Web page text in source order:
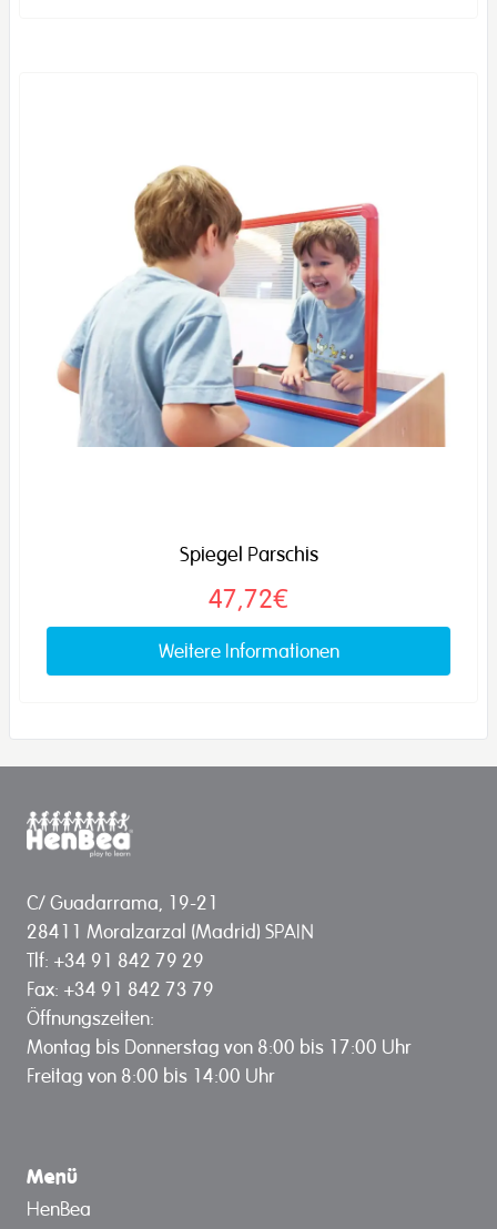
Spiegel Parschis
47,72€
Weitere Informationen
C/ Guadarrama, 19-21
28411 Moralzarzal (Madrid) SPAIN
Tlf: +34 91 842 79 29
Fax: +34 91 842 73 79
Öffnungszeiten:
Montag bis Donnerstag von 8:00 bis 17:00 Uhr
Freitag von 8:00 bis 14:00 Uhr
Menü
HenBea